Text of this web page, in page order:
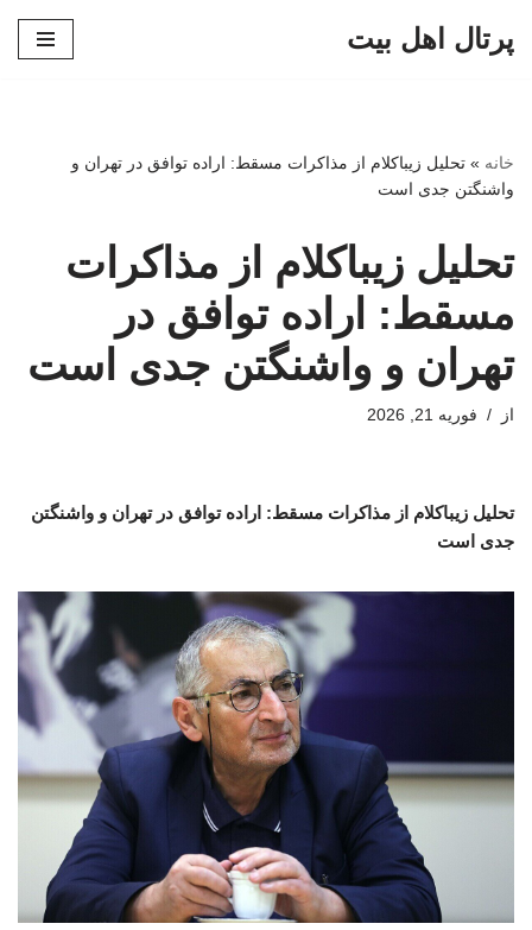
پرتال اهل بیت
خانه » تحلیل زیباکلام از مذاکرات مسقط: اراده توافق در تهران و
واشنگتن جدی است
تحلیل زیباکلام از مذاکرات
مسقط: اراده توافق در
تهران و واشنگتن جدی است
از فوریه 21, 2026
تحلیل زیباکلام از مذاکرات مسقط: اراده توافق در تهران و واشنگتن
جدی است